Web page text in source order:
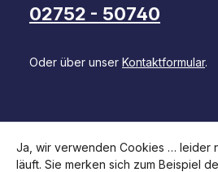
02752 - 50740
Oder über unser Kontaktformular.
Ja, wir verwenden Cookies … leider
läuft. Sie merken sich zum Beispiel